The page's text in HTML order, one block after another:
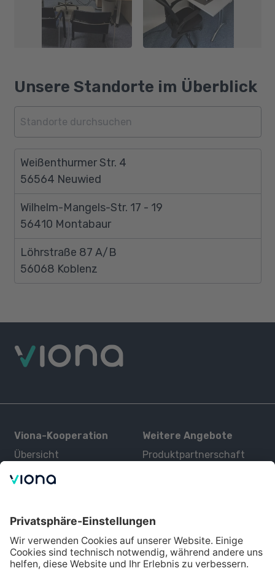
Unsere Standorte im Überblick
Weißenthurmer Str. 4
56564 Neuwied
Wilhelm-Mangels-Str. 17 - 19
56410 Montabaur
Löhrstraße 87 A/B
56068 Koblenz
Viona-Kooperation
Übersicht
Kurse
Weitere Angebote
Produktpartnerschaft
Über uns
Alle Partner
Über Viona
Für Interessenten
Bildungsangebot